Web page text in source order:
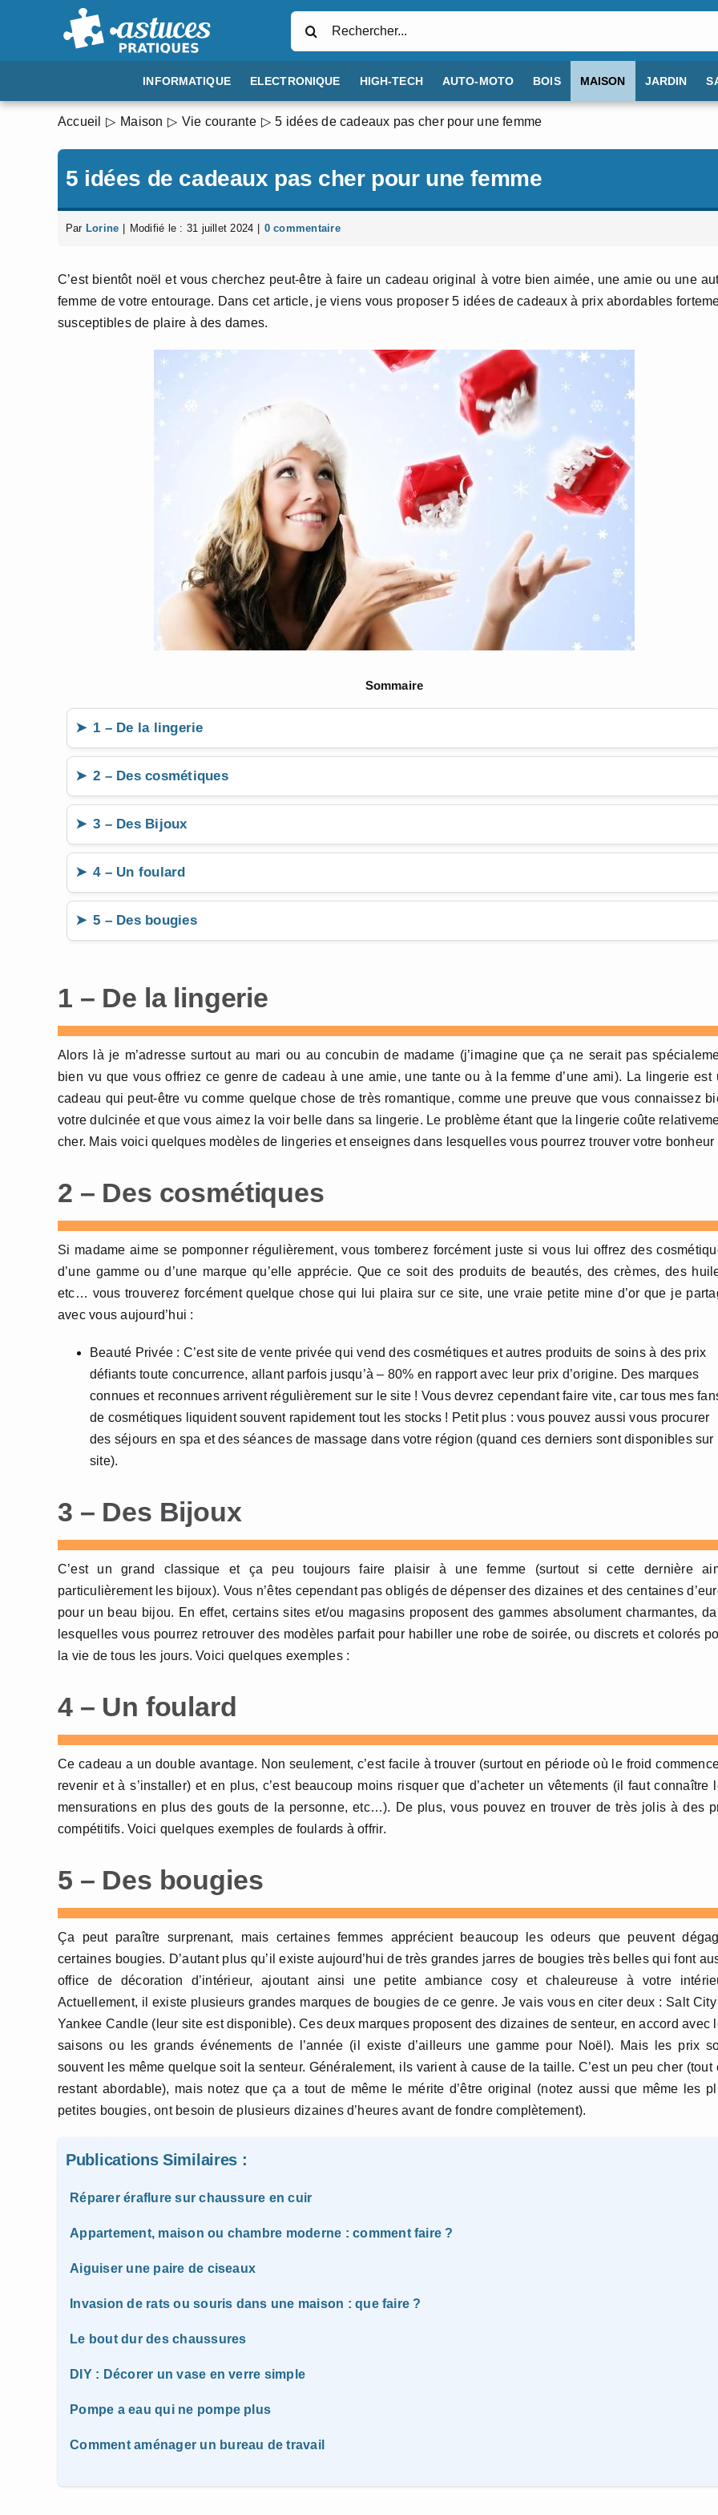
INFORMATIQUE ELECTRONIQUE HIGH-TECH AUTO-MOTO BOIS MAISON JARDIN
Accueil Maison Vie courante 5 idées de cadeaux pas cher pour une femme
5 idées de cadeaux pas cher pour une femme
Par Lorine Modifié le : 31 juillet 2024 0 commentaire
C’est bientôt noël et vous cherchez peut-être à faire un cadeau original à votre bien aimée, une amie ou une
femme de votre entourage. Dans cet article, je viens vous proposer 5 idées de cadeaux à prix abordables
susceptibles de plaire à des dames.
Sommaire
1 – De la lingerie
2 – Des cosmétiques
3 – Des Bijoux
4 – Un foulard
5 – Des bougies
1 – De la lingerie
Alors là je m’adresse surtout au mari ou au concubin de madame (j’imagine que ça ne serait pas
bien vu que vous offriez ce genre de cadeau à une amie, une tante ou à la femme d’une ami). La lingerie est
cadeau qui peut-être vu comme quelque chose de très romantique, comme une preuve que vous connaissez
votre dulcinée et que vous aimez la voir belle dans sa lingerie. Le problème étant que la lingerie coûte
cher. Mais voici quelques modèles de lingeries et enseignes dans lesquelles vous pourrez trouver votre bonheur
2 – Des cosmétiques
Si madame aime se pomponner régulièrement, vous tomberez forcément juste si vous lui offrez des
d’une gamme ou d’une marque qu’elle apprécie. Que ce soit des produits de beautés, des crèmes, des
etc… vous trouverez forcément quelque chose qui lui plaira sur ce site, une vraie petite mine d’or que je
avec vous aujourd’hui :
Beauté Privée : C’est site de vente privée qui vend des cosmétiques et autres produits de soins à des prix
défiants toute concurrence, allant parfois jusqu’à – 80% en rapport avec leur prix d’origine. Des marques
connues et reconnues arrivent régulièrement sur le site ! Vous devrez cependant faire vite, car tous mes
de cosmétiques liquident souvent rapidement tout les stocks ! Petit plus : vous pouvez aussi vous procurer
des séjours en spa et des séances de massage dans votre région (quand ces derniers sont disponibles sur
site).
3 – Des Bijoux
C’est un grand classique et ça peu toujours faire plaisir à une femme (surtout si cette dernière
particulièrement les bijoux). Vous n’êtes cependant pas obligés de dépenser des dizaines et des centaines
pour un beau bijou. En effet, certains sites et/ou magasins proposent des gammes absolument charmantes,
lesquelles vous pourrez retrouver des modèles parfait pour habiller une robe de soirée, ou discrets et colorés
la vie de tous les jours. Voici quelques exemples :
4 – Un foulard
Ce cadeau a un double avantage. Non seulement, c’est facile à trouver (surtout en période où le froid
revenir et à s’installer) et en plus, c’est beaucoup moins risquer que d’acheter un vêtements (il faut connaître
mensurations en plus des gouts de la personne, etc…). De plus, vous pouvez en trouver de très jolis à des
compétitifs. Voici quelques exemples de foulards à offrir.
5 – Des bougies
Ça peut paraître surprenant, mais certaines femmes apprécient beaucoup les odeurs que peuvent
certaines bougies. D’autant plus qu’il existe aujourd’hui de très grandes jarres de bougies très belles qui font
office de décoration d’intérieur, ajoutant ainsi une petite ambiance cosy et chaleureuse à votre
Actuellement, il existe plusieurs grandes marques de bougies de ce genre. Je vais vous en citer deux : Salt
Yankee Candle (leur site est disponible). Ces deux marques proposent des dizaines de senteur, en accord avec
saisons ou les grands événements de l’année (il existe d’ailleurs une gamme pour Noël). Mais les prix
souvent les même quelque soit la senteur. Généralement, ils varient à cause de la taille. C’est un peu cher (tout
restant abordable), mais notez que ça a tout de même le mérite d’être original (notez aussi que même les
petites bougies, ont besoin de plusieurs dizaines d’heures avant de fondre complètement).
Publications Similaires :
Réparer éraflure sur chaussure en cuir
Appartement, maison ou chambre moderne : comment faire ?
Aiguiser une paire de ciseaux
Invasion de rats ou souris dans une maison : que faire ?
Le bout dur des chaussures
DIY : Décorer un vase en verre simple
Pompe a eau qui ne pompe plus
Comment aménager un bureau de travail